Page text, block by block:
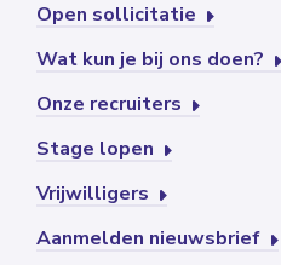
Open sollicitatie
Wat kun je bij ons doen?
Onze recruiters
Stage lopen
Vrijwilligers
Aanmelden nieuwsbrief